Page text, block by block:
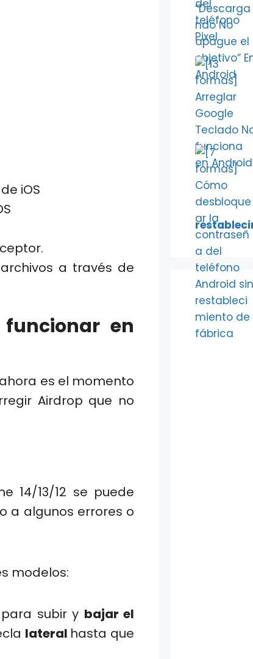
iOS
a través de
en
es el momento
Airdrop que no
14/13/12 se puede
a algunos errores o
modelos:
subir y bajar el
lateral hasta que